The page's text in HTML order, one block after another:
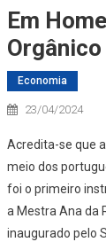
Em
Orgânico
Economia
23/04/2024
Acredita-se que
meio dos
foi o primeiro
a Mestra Ana da
inaugurado pelo